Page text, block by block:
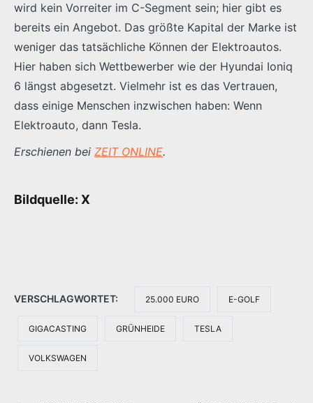
wird kein Vorreiter im C-Segment sein; hier gibt es
bereits ein Angebot. Das größte Kapital der Marke ist
weniger das tatsächliche Können der Elektroautos.
Hier haben sich Wettbewerber wie der Hyundai Ioniq
6 längst abgesetzt. Vielmehr ist es das Vertrauen,
dass einige Menschen inzwischen haben: Wenn
Elektroauto, dann Tesla.
Erschienen bei ZEIT ONLINE.
Bildquelle: X
VERSCHLAGWORTET: 25.000 EURO E-GOLF
GIGACASTING GRÜNHEIDE TESLA
VOLKSWAGEN